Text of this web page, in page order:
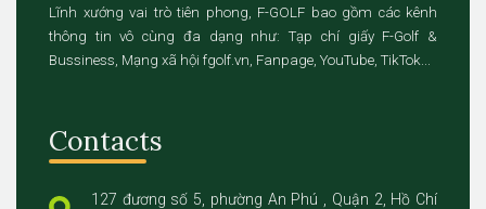
Lĩnh xướng vai trò tiên phong, F-GOLF bao gồm các kênh
thông tin vô cùng đa dạng như: Tạp chí giấy F-Golf &
Bussiness, Mạng xã hội fgolf.vn, Fanpage, YouTube, TikTok...
Contacts
127 đương số 5, phường An Phú , Quận 2, Hồ Chí